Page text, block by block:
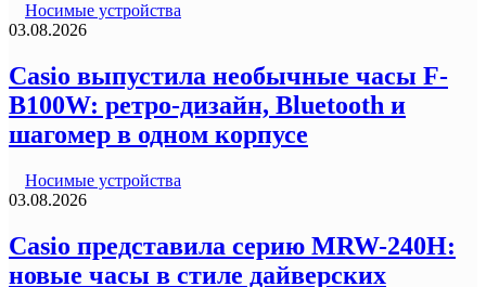
Носимые устройства
03.08.2026
Casio выпустила необычные часы F-
B100W: ретро-дизайн, Bluetooth и
шагомер в одном корпусе
Носимые устройства
03.08.2026
Casio представила серию MRW-240H:
новые часы в стиле дайверских